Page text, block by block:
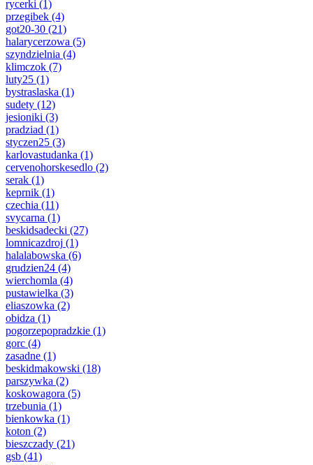
rycerki (1)
przegibek (4)
got20-30 (21)
halarycerzowa (5)
szyndzielnia (4)
klimczok (7)
luty25 (1)
bystraslaska (1)
sudety (12)
jesioniki (3)
pradziad (1)
styczen25 (3)
karlovastudanka (1)
cervenohorskesedlo (2)
serak (1)
keprnik (1)
czechia (11)
svycarna (1)
beskidsadecki (27)
lomnicazdroj (1)
halalabowska (6)
grudzien24 (4)
wierchomla (4)
pustawielka (3)
eliaszowka (2)
obidza (1)
pogorzepopradzkie (1)
gorc (4)
zasadne (1)
beskidmakowski (18)
parszywka (2)
koskowagora (5)
trzebunia (1)
bienkowka (1)
koton (2)
bieszczady (21)
gsb (41)